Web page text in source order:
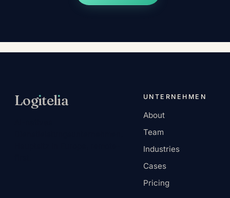
Logıtelıa UNTERNEHMEN
About
Team
Industries
Cases
Pricing